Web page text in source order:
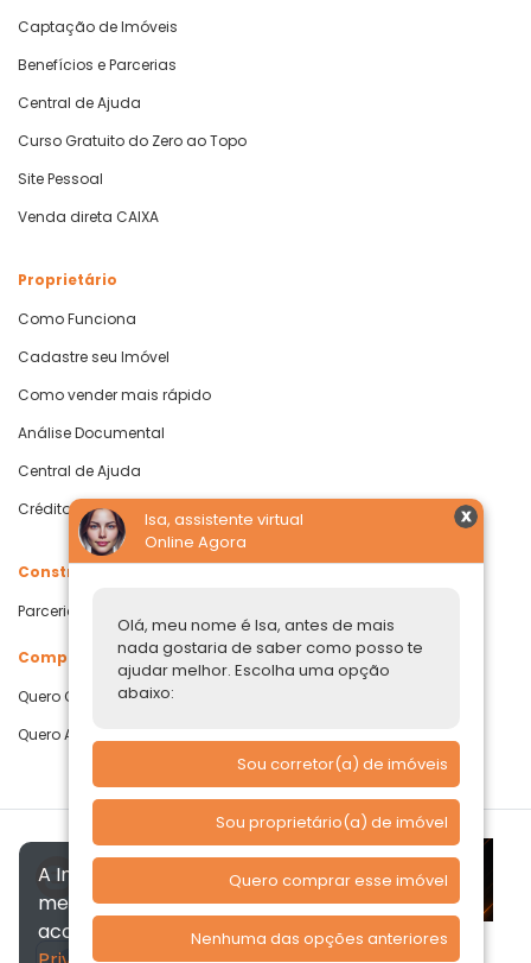
Isa, assistente virtual
Online Agora
Olá, meu nome é Isa, antes de mais
nada gostaria de saber como posso te
ajudar melhor. Escolha uma opção
abaixo:
Sou corretor(a) de imóveis
Sou proprietário(a) de imóvel
Quero comprar esse imóvel
Nenhuma das opções anteriores
Captação de Imóveis
Benefícios e Parcerias
Central de Ajuda
Curso Gratuito do Zero ao Topo
Site Pessoal
Venda direta CAIXA
Proprietário
Como Funciona
Cadastre seu Imóvel
Como vender mais rápido
Análise Documental
Central de Ajuda
Crédito com Garantia de Imóvel
Construtoras
Parcerias Imobiliárias
Comprar ou alugar
Quero Comprar
Quero Alugar
A Imóvelp utiliza cookies para
melhorar a sua experiência, de
acordo com a nossaPolítica de